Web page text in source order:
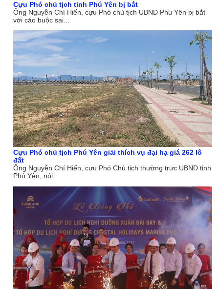
Cựu Phó chủ tịch tỉnh Phú Yên bị bắt
Ông Nguyễn Chí Hiến, cựu Phó chủ tịch UBND Phú Yên bị bắt
với cáo buộc sai...
Cựu Phó chủ tịch Phú Yên giải thích vụ đại hạ giá 262 lô
đất
Ông Nguyễn Chí Hiến, cựu Phó Chủ tịch thường trực UBND tỉnh
Phú Yên, nói...